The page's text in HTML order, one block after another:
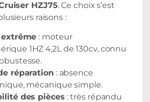
HZJ75. Ce choix s’est
raisons :
: moteur
1HZ 4,2L de 130cv, connu
réparation : absence
mécanique simple.
des pièces : très répandu